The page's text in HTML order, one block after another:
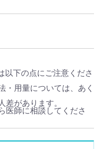
以下の点にご注意くださ
用量については、あく
があります。
医師に相談してくださ